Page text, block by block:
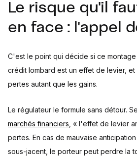
Le risque qu'il
en face : l'appel
C'est le point qui décide si ce
crédit lombard est un effet de levier, et
pertes autant que les gains.
Le régulateur le formule sans détour.
marchés financiers , « l'effet de levier
pertes. En cas de mauvaise
sous-jacent, le porteur peut perdre la